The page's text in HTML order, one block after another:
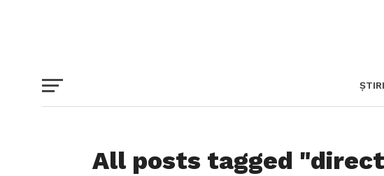
ȘTIRI
All posts tagged